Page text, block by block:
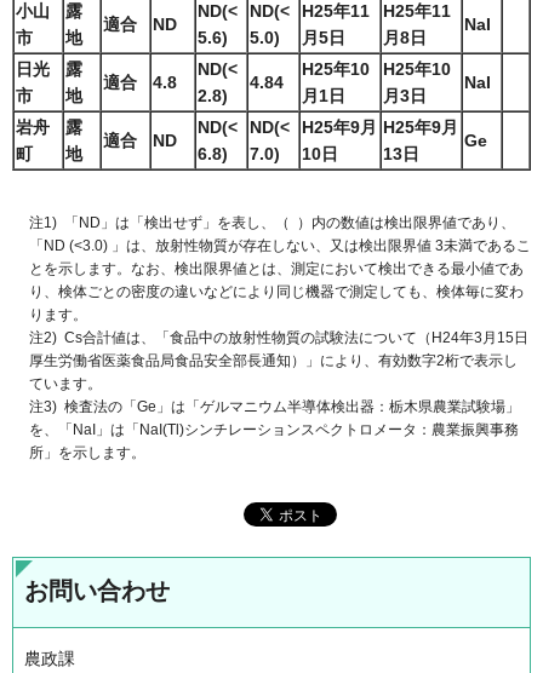
小山
市
露
地
適合 ND
ND(<
5.6)
ND(<
5.0)
H25年11
月5日
H25年11
月8日
NaI
日光
市
露
地
適合 4.8
ND(<
2.8)
4.84
H25年10
月1日
H25年10
月3日
NaI
岩舟
町
露
地
適合 ND
ND(<
6.8)
ND(<
7.0)
H25年9月
10日
H25年9月
13日
Ge
注1) 「ND」は「検出せず」を表し、（ ）内の数値は検出限界値であり、
「ND (<3.0) 」は、放射性物質が存在しない、又は検出限界値 3未満であるこ
とを示します。なお、検出限界値とは、測定において検出できる最小値であ
り、検体ごとの密度の違いなどにより同じ機器で測定しても、検体毎に変わ
ります。
注2) Cs合計値は、「食品中の放射性物質の試験法について（H24年3月15日
厚生労働省医薬食品局食品安全部長通知）」により、有効数字2桁で表示し
ています。
注3) 検査法の「Ge」は「ゲルマニウム半導体検出器：栃木県農業試験場」
を、「NaI」は「NaI(Tl)シンチレーションスペクトロメータ：農業振興事務
所」を示します。
お問い合わせ
農政課